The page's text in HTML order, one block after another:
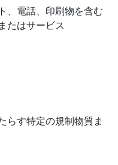
、電話、印刷物を含む
たはサービス
らす特定の規制物質ま